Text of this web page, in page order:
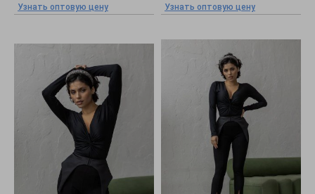
Узнать оптовую цену
Узнать оптовую цену